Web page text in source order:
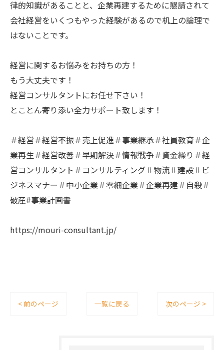
律的知識があることと、企業再建するために懇請されて
会社経営をいくつもやった経験があるので机上の論理で
はないことです。
経営に関するお悩みをお持ちの方！
もう大丈夫です！
経営コンサルタントにお任せ下さい！
とことん寄り添い全力サポート致します！
＃経営＃経営不振＃売上促進＃事業継承＃社員教育＃企
業再生＃経営改善＃早期解決＃情報戦争＃資金繰り＃経
営コンサルタント＃コンサルティング＃物流＃建設＃ビ
ジネスマナー＃中小企業＃零細企業＃企業再建＃自殺＃
破産#事業計画書
https://mouri-consultant.jp/
< 前のページ 一覧に戻る 次のページ >